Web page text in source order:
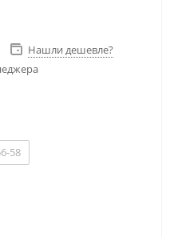
Нашли дешевле?
58